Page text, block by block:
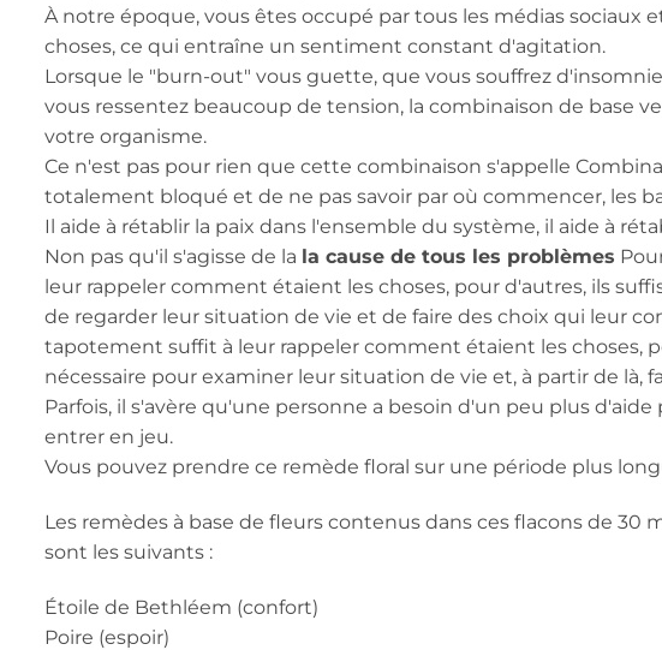
À notre époque, vous êtes occupé par tous les médias sociaux
choses, ce qui entraîne un sentiment constant d'agitation.
Lorsque le "burn-out" vous guette, que vous souffrez
vous ressentez beaucoup de tension, la combinaison de base
votre organisme.
Ce n'est pas pour rien que cette combinaison s'appelle
totalement bloqué et de ne pas savoir par où commencer, les
Il aide à rétablir la paix dans l'ensemble du système, il aide à
Non pas qu'il s'agisse de la la cause de tous les problèmes
leur rappeler comment étaient les choses, pour d'autres, ils
de regarder leur situation de vie et de faire des choix qui leur
tapotement suffit à leur rappeler comment étaient les choses,
nécessaire pour examiner leur situation de vie et, à partir de
Parfois, il s'avère qu'une personne a besoin d'un peu plus
entrer en jeu.
Vous pouvez prendre ce remède floral sur une période plus
Les remèdes à base de fleurs contenus dans ces flacons de 30
sont les suivants :
Étoile de Bethléem (confort)
Poire (espoir)